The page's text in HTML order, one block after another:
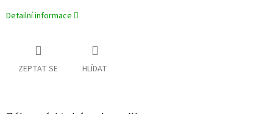
Detailní informace
ZEPTAT SE HLÍDAT